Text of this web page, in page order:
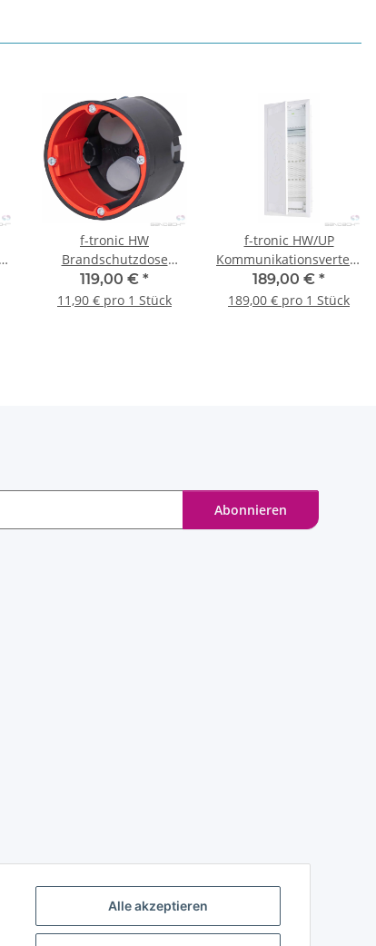
Alle akzeptieren
f-tronic HW
Brandschutzdose
BS3500 mit
Durchstoßmembran,
119,00 € *
11,90 € pro 1 Stück
f-tronic HW/UP
Kommunikationsverteiler
JUMBO48KW, 4-reihig
189,00 € *
189,00 € pro 1 Stück
Abonnieren